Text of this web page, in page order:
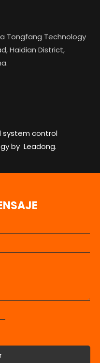
Tongfang Technology
Haidian District,
system control
by Leadong.